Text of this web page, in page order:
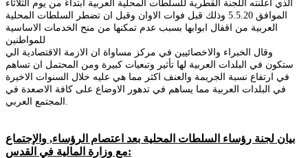
الذي اعلنته اللجنة القطرية للسلطات المحلية العربية ابتداءً من يوم الثلاثاء
الموافق 5.5.20 وذلك قبل فوات الاوان وقبل ان تضطر السلطات المحلية
العربية من اقفال ابوابها بسبب عدم تمكنها من منح الخدمات الاساسية
للمواطنين
وقال الخبراء والاخصائيين في مركز مساواة ان الازمة الاقتصادية الي
ستكون في البلدات العربية لها تأثير وتبعيات كبيرة ومن المحتمل ان تساهم
في ارتفاع نسبة الجريمة والعنف اكثر مما هي عليه خلال السنوات الاخيرة
في البلدات العربية مما يساهم في تدهور الاوضاع على كافة الاصعدة في
بيان لجنة رؤساء السلطات المحلية بعد اعتصام الرؤساء, والإجتماع
مع وزارة المالية في القدس: